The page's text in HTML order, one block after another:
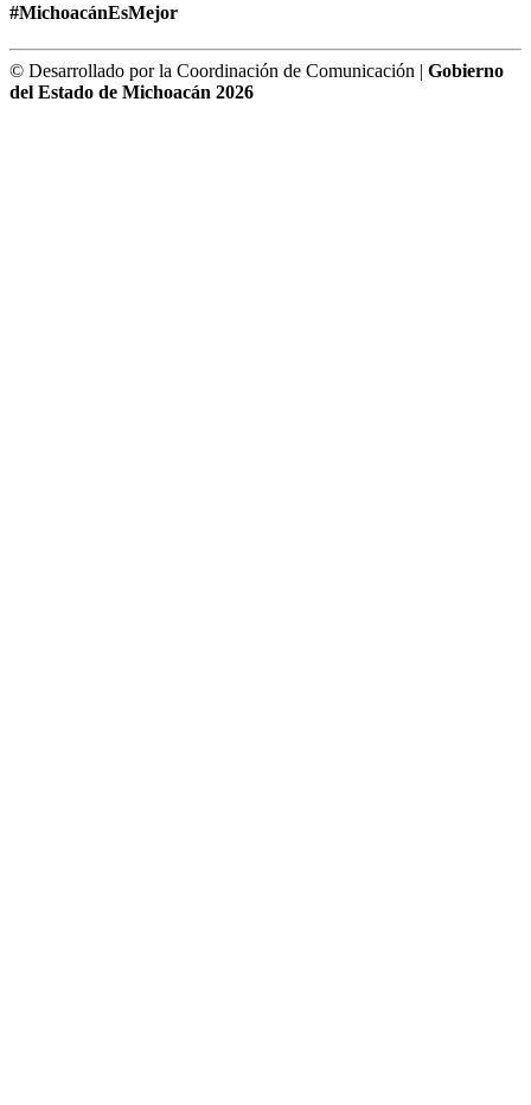
#MichoacánEsMejor
© Desarrollado por la Coordinación de Comunicación | Gobierno
del Estado de Michoacán 2026